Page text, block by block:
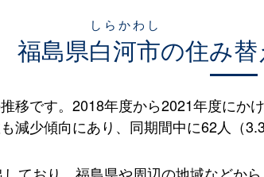
福島県白河市
しらかわし
の住み
移です。2018年度から2021年度に
減少傾向にあり、同期間中に62人（
ており、福島県や周辺の地域などか